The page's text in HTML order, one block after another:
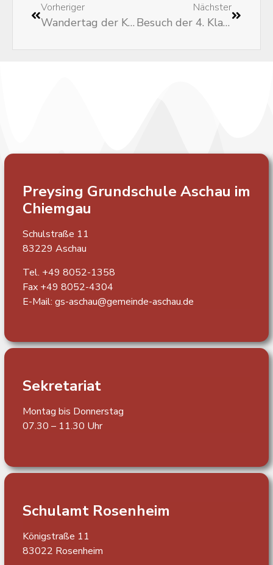
Vorheriger
Wandertag der Klassen 3a und 3b
Nächster
Besuch der 4. Klassen in der Gemeinde Aschau
Preysing Grundschule Aschau im
Chiemgau
Schulstraße 11
83229 Aschau
Tel. +49 8052-1358
Fax +49 8052-4304
E-Mail: gs-aschau@gemeinde-aschau.de
Sekretariat
Montag bis Donnerstag
07.30 – 11.30 Uhr
Schulamt Rosenheim
Königstraße 11
83022 Rosenheim